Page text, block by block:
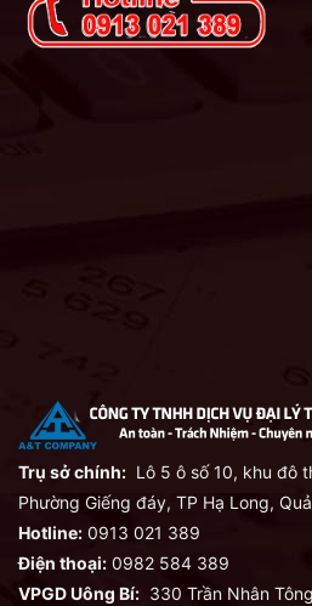
Trụ sở chính: Lô 5 ô số 10, khu đô
Phường Giếng đáy, TP Hạ Long,
Hotline: 0913 021 389
Điện thoại: 0982 584 389
VPGD Uông Bí: 330 Trần Nhân